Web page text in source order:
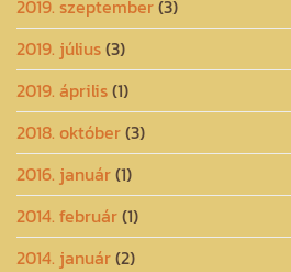
2019. szeptember(3)
2019. július(3)
2019. április(1)
2018. október(3)
2016. január(1)
2014. február(1)
2014. január(2)